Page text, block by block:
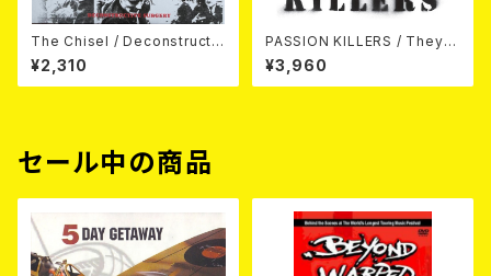
The Chisel / Deconstructiv
e Surgery (7"EP)
¥2,310
PASSION KILLERS / They K
ill Our Passion With Their
Hate And Wars LP
¥3,960
セール中の商品